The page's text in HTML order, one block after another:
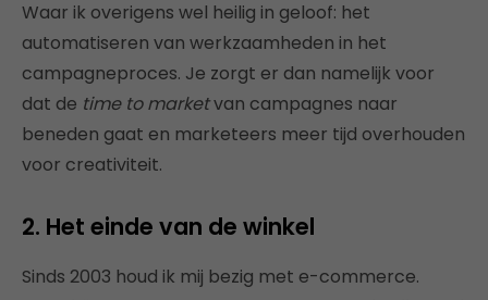
Waar ik overigens wel heilig in geloof: het
automatiseren van werkzaamheden in het
campagneproces. Je zorgt er dan namelijk voor
dat de time to marketvan campagnes naar
beneden gaat en marketeers meer tijd overhouden
voor creativiteit.
2. Het einde van de winkel
Sinds 2003 houd ik mij bezig met e-commerce.